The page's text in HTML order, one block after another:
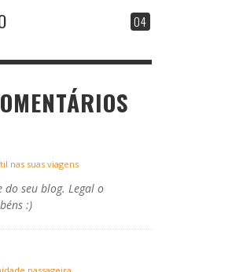
04
nas suas viagens
do seu blog. Legal o
:)